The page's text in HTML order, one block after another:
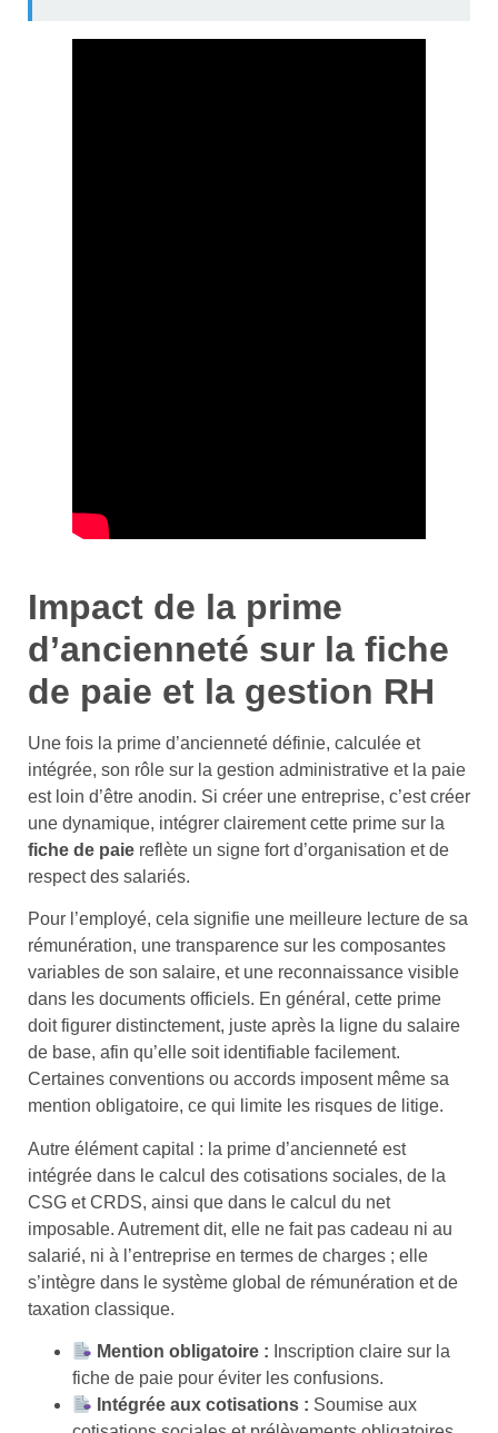
Impact de la prime
d’ancienneté sur la fiche
de paie et la gestion RH
Une fois la prime d’ancienneté définie, calculée et
intégrée, son rôle sur la gestion administrative et la paie
est loin d’être anodin. Si créer une entreprise, c’est créer
une dynamique, intégrer clairement cette prime sur la
fiche de paie reflète un signe fort d’organisation et de
respect des salariés.
Pour l’employé, cela signifie une meilleure lecture de sa
rémunération, une transparence sur les composantes
variables de son salaire, et une reconnaissance visible
dans les documents officiels. En général, cette prime
doit figurer distinctement, juste après la ligne du salaire
de base, afin qu’elle soit identifiable facilement.
Certaines conventions ou accords imposent même sa
mention obligatoire, ce qui limite les risques de litige.
Autre élément capital : la prime d’ancienneté est
intégrée dans le calcul des cotisations sociales, de la
CSG et CRDS, ainsi que dans le calcul du net
imposable. Autrement dit, elle ne fait pas cadeau ni au
salarié, ni à l’entreprise en termes de charges ; elle
s’intègre dans le système global de rémunération et de
taxation classique.
Mention obligatoire : Inscription claire sur la
fiche de paie pour éviter les confusions.
Intégrée aux cotisations : Soumise aux